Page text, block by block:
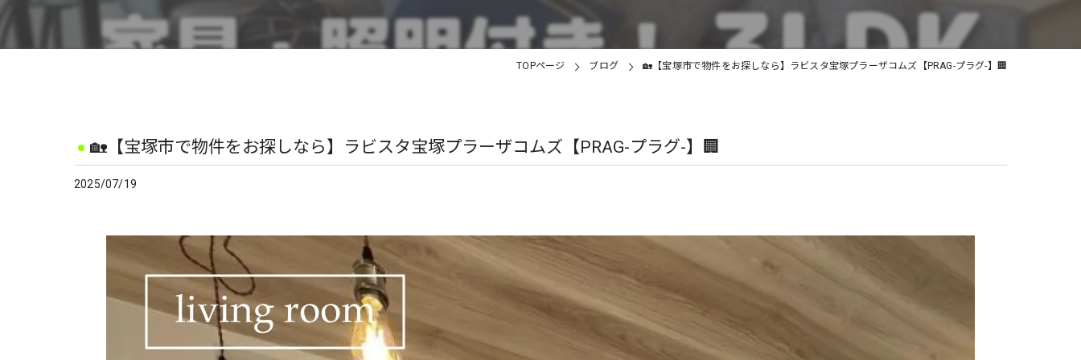
土地
TOPページ ブログ 🏡【宝塚市で物件をお探しなら】ラビスタ宝塚プラーザコムズ【PRAG-プラグ-】🏢
🏡【宝塚市で物件をお探しなら】ラビスタ宝塚プラーザコムズ【PRAG-プラグ-】🏢
2025/07/19